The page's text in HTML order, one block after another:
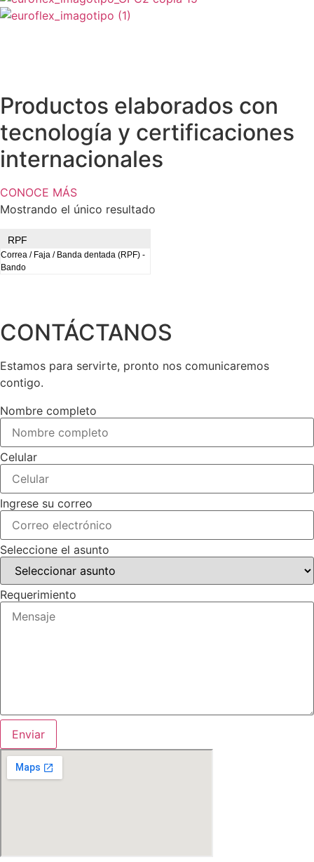
Productos elaborados con
tecnología y certificaciones
internacionales
CONOCE MÁS
Mostrando el único resultado
RPF
Correa / Faja / Banda dentada (RPF) -
Bando
CONTÁCTANOS
Estamos para servirte, pronto nos comunicaremos
contigo.
Nombre completo
Celular
Ingrese su correo
Seleccione el asunto
Requerimiento
Enviar